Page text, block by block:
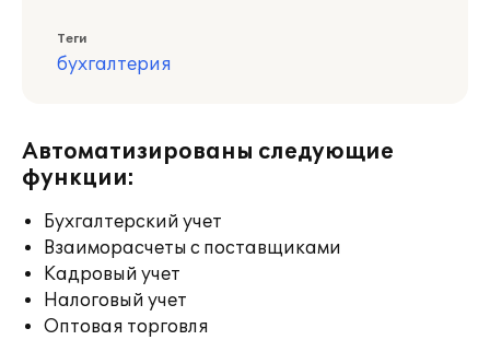
Теги
бухгалтерия
Автоматизированы следующие
функции:
Бухгалтерский учет
Взаиморасчеты с поставщиками
Кадровый учет
Налоговый учет
Оптовая торговля